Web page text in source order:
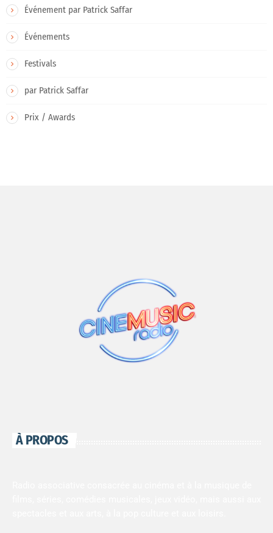
Événement par Patrick Saffar
Événements
Festivals
par Patrick Saffar
Prix / Awards
À PROPOS